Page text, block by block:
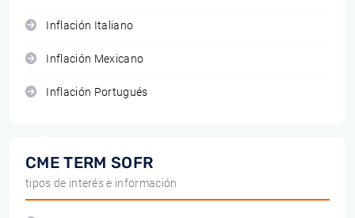
Inflación Italiano
Inflación Mexicano
Inflación Portugués
CME TERM SOFR
tipos de interés e información